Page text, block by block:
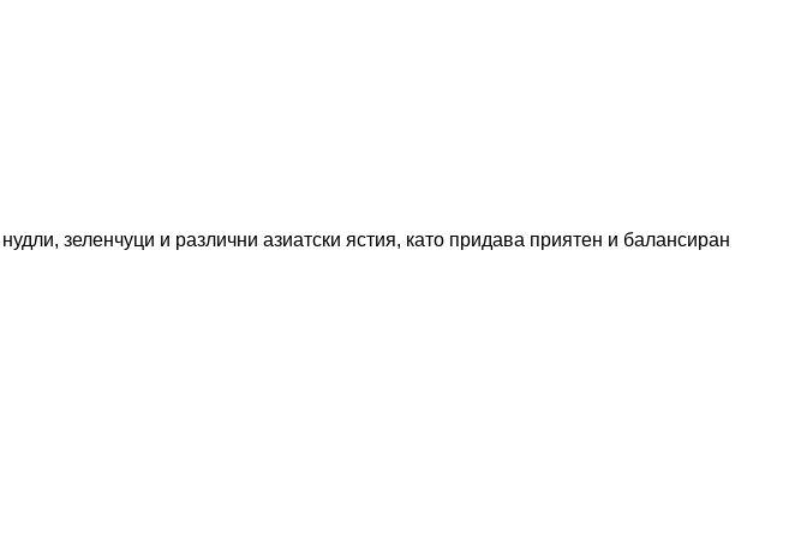
зеленчуци и различни азиатски ястия, като придава приятен и балансиран